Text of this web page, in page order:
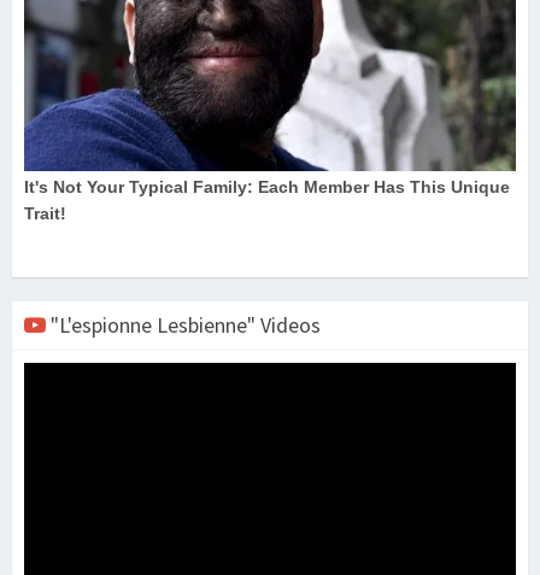
"L'espionne Lesbienne" Videos